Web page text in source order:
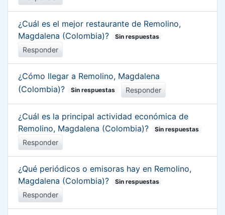
¿Cuál es el mejor restaurante de Remolino,
Magdalena (Colombia)?
Sin respuestas
Responder
¿Cómo llegar a Remolino, Magdalena
(Colombia)?
Sin respuestas Responder
¿Cuál es la principal actividad económica de
Remolino, Magdalena (Colombia)?
Sin respuestas
Responder
¿Qué periódicos o emisoras hay en Remolino,
Magdalena (Colombia)?
Sin respuestas
Responder